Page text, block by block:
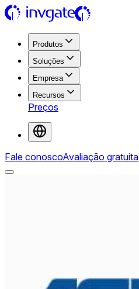
Produtos
Soluções
Empresa
Recursos
Preços
Fale conoscoAvaliação gratuita